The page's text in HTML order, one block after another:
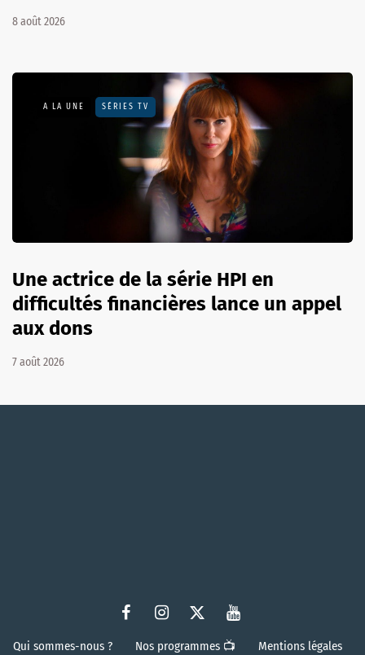
8 août 2026
A LA UNE SÉRIES TV
Une actrice de la série HPI en
difficultés financières lance un appel
aux dons
7 août 2026
Qui sommes-nous ? Nos programmes 📺 Mentions légales